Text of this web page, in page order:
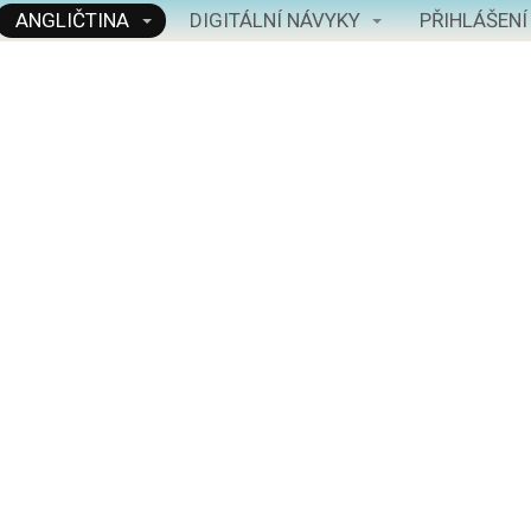
ANGLIČTINA DIGITÁLNÍ NÁVYKY PŘIHLÁŠENÍ